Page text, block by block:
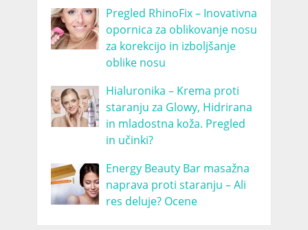
Pregled RhinoFix – Inovativna
opornica za oblikovanje nosu
za korekcijo in izboljšanje
oblike nosu
Hialuronika – Krema proti
staranju za Glowy, Hidrirana
in mladostna koža. Pregled
in učinki?
Energy Beauty Bar masažna
naprava proti staranju – Ali
res deluje? Ocene